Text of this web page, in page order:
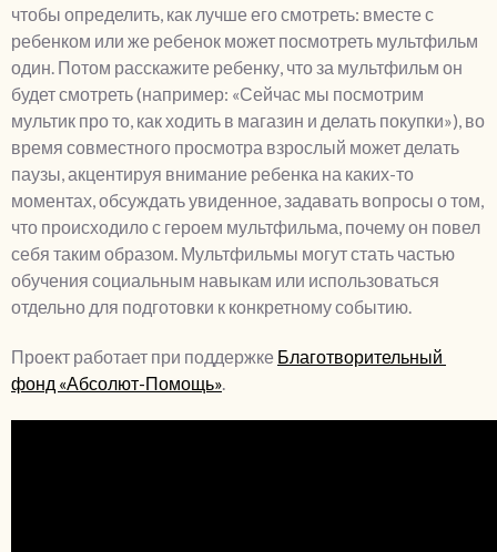
чтобы определить, как лучше его смотреть: вместе с
ребенком или же ребенок может посмотреть мультфильм
один. Потом расскажите ребенку, что за мультфильм он
будет смотреть (например: «Сейчас мы посмотрим
мультик про то, как ходить в магазин и делать покупки»), во
время совместного просмотра взрослый может делать
паузы, акцентируя внимание ребенка на каких-то
моментах, обсуждать увиденное, задавать вопросы о том,
что происходило с героем мультфильма, почему он повел
себя таким образом. Мультфильмы могут стать частью
обучения социальным навыкам или использоваться
отдельно для подготовки к конкретному событию.
Проект работает при поддержке Благотворительный
фонд «Абсолют-Помощь».